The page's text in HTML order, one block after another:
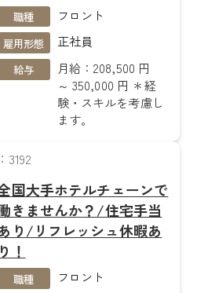
職種 フロント
雇用形態 正社員
給与
月給：208,500 円
～ 350,000 円 ＊経
験・スキルを考慮し
ます。
3192
国大手ホテルチェーンで
きませんか？/住宅手当
り/リフレッシュ休暇あ
り！
職種 フロント